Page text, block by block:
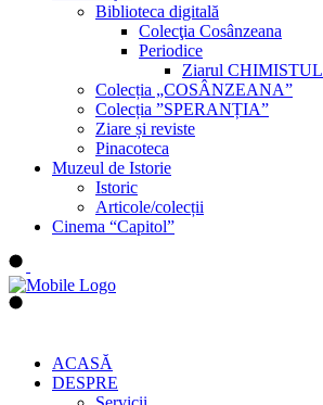
Biblioteca digitală
Colecţia Cosânzeana
Periodice
Ziarul CHIMISTUL
Colecția „COSÂNZEANA”
Colecția ”SPERANȚIA”
Ziare și reviste
Pinacoteca
Muzeul de Istorie
Istoric
Articole/colecții
Cinema “Capitol”
ACASĂ
DESPRE